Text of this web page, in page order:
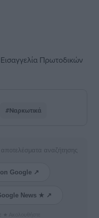
Πρωτοδικών
#Ναρκωτικά
αναζήτησης
Google ↗
News ★ ↗